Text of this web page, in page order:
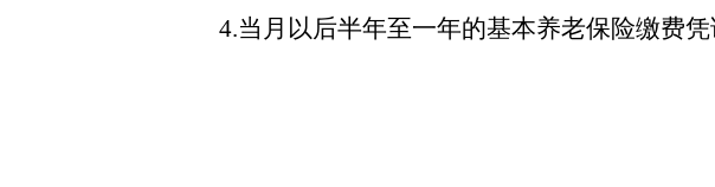
4.当月以后半年至一年的基本养老保险缴费